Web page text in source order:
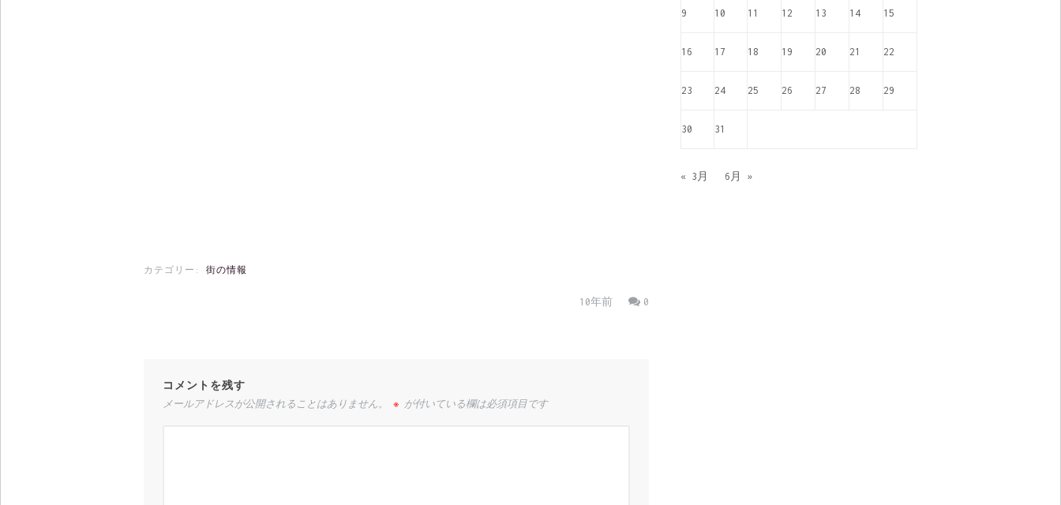
カテゴリー: 街の情報
0
10年前
コメントを残す
メールアドレスが公開されることはありません。 ※ が付いている欄は必須項目です
9 10 11 12 13 14 15
16 17 18 19 20 21 22
23 24 25 26 27 28 29
30 31
« 3月 6月 »